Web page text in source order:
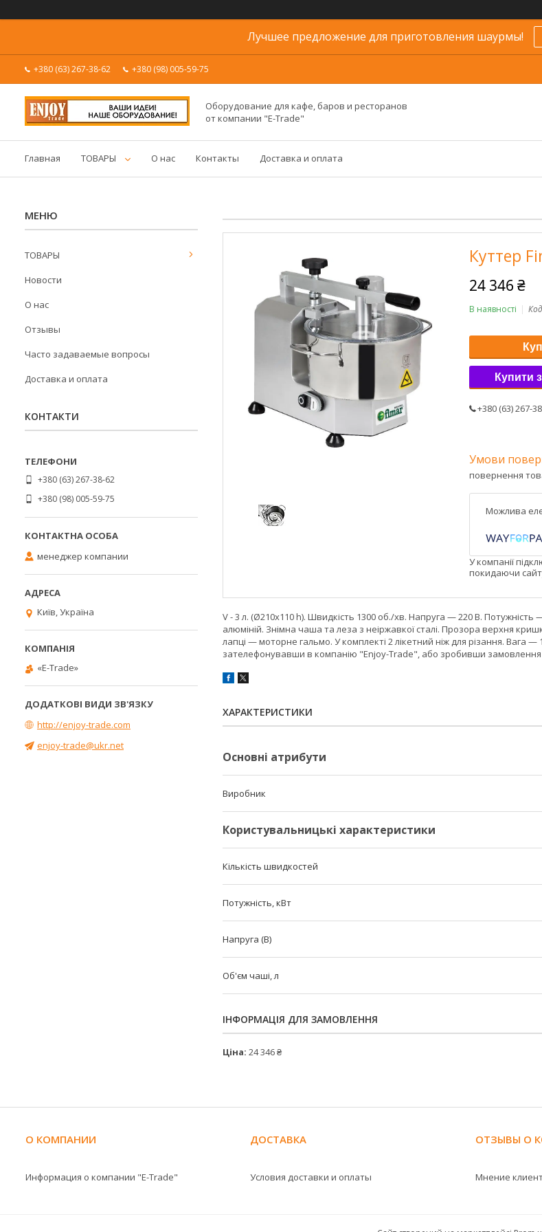
Лучшее предложение для приготовления шаурмы!
+380 (63) 267-38-62 +380 (98) 005-59-75
Оборудование для кафе, баров и ресторанов
от компании "E-Trade"
Главная ТОВАРЫ О нас Контакты Доставка и оплата
Куттер
24 346 ₴
В наявності
Купити з
+380 (63) 267-
повернення
У компанії
покидаючи
V - 3 л. (Ø210х110 h). Швидкість 1300 об./хв. Напруга — 220 В.
алюміній. Знімна чаша та леза з неіржавкої сталі. Прозора верхня
лапці — моторне гальмо. У комплекті 2 лікетний ніж для різання. Вага
зателефонувавши в компанію "Enjoy-Trade", або зробивши замовлення
ХАРАКТЕРИСТИКИ
Основні атрибути
Виробник
Користувальницькі характеристики
Кількість швидкостей
Потужність, кВт
Напруга (В)
Об'єм чаші, л
ІНФОРМАЦІЯ ДЛЯ ЗАМОВЛЕННЯ
Ціна: 24 346 ₴
ТОВАРЫ
Новости
О нас
Отзывы
Часто задаваемые вопросы
Доставка и оплата
КОНТАКТИ
+380 (63) 267-38-62
+380 (98) 005-59-75
менеджер компании
Київ, Україна
«E-Trade»
http://enjoy-trade.com
enjoy-trade@ukr.net
О КОМПАНИИ
Информация о компании "E-Trade"
ДОСТАВКА
Условия доставки и оплаты
ОТЗЫВЫ О
Мнение